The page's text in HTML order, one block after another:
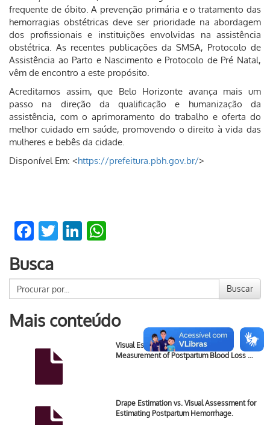
frequente de óbito. A prevenção primária e o tratamento das
hemorragias obstétricas deve ser prioridade na abordagem
dos profissionais e instituições envolvidas na assistência
obstétrica. As recentes publicações da SMSA, Protocolo de
Assistência ao Parto e Nascimento e Protocolo de Pré Natal,
vêm de encontro a este propósito.
Acreditamos assim, que Belo Horizonte avança mais um
passo na direção da qualificação e humanização da
assistência, com o aprimoramento do trabalho e oferta do
melhor cuidado em saúde, promovendo o direito à vida das
mulheres e bebês da cidade.
Disponível Em: <https://prefeitura.pbh.gov.br/>
Facebook
TwitterLinkedIn
Busca
Buscar
Mais conteúdo
Visual Estimation Versus Gravimetric
Measurement of Postpartum Blood Loss …
Drape Estimation vs. Visual Assessment for
Estimating Postpartum Hemorrhage.